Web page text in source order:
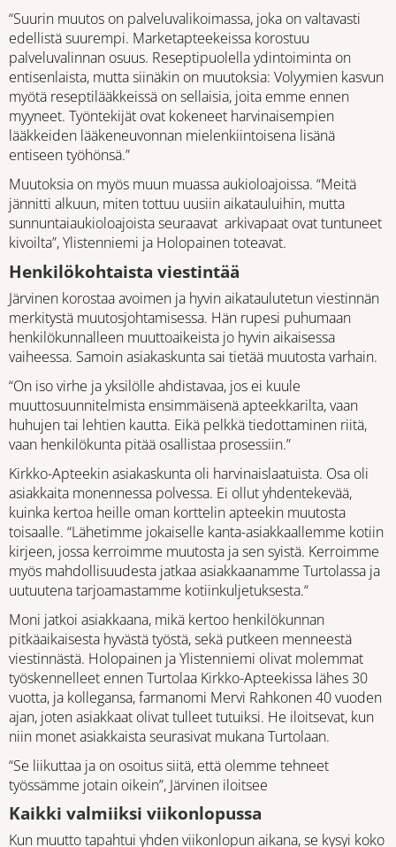
“Suurin muutos on palveluvalikoimassa, joka on valtavasti
edellistä suurempi. Marketapteekeissa korostuu
palveluvalinnan osuus. Reseptipuolella ydintoiminta on
entisenlaista, mutta siinäkin on muutoksia: Volyymien kasvun
myötä reseptilääkkeissä on sellaisia, joita emme ennen
myyneet. Työntekijät ovat kokeneet harvinaisempien
lääkkeiden lääkeneuvonnan mielenkiintoisena lisänä
entiseen työhönsä.”
Muutoksia on myös muun muassa aukioloajoissa. “Meitä
jännitti alkuun, miten tottuu uusiin aikatauluihin, mutta
sunnuntaiaukioloajoista seuraavat arkivapaat ovat tuntuneet
kivoilta”, Ylistenniemi ja Holopainen toteavat.
Henkilökohtaista viestintää
Järvinen korostaa avoimen ja hyvin aikataulutetun viestinnän
merkitystä muutosjohtamisessa. Hän rupesi puhumaan
henkilökunnalleen muuttoaikeista jo hyvin aikaisessa
vaiheessa. Samoin asiakaskunta sai tietää muutosta varhain.
“On iso virhe ja yksilölle ahdistavaa, jos ei kuule
muuttosuunnitelmista ensimmäisenä apteekkarilta, vaan
huhujen tai lehtien kautta. Eikä pelkkä tiedottaminen riitä,
vaan henkilökunta pitää osallistaa prosessiin.”
Kirkko-Apteekin asiakaskunta oli harvinaislaatuista. Osa oli
asiakkaita monennessa polvessa. Ei ollut yhdentekevää,
kuinka kertoa heille oman korttelin apteekin muutosta
toisaalle. “Lähetimme jokaiselle kanta-asiakkaallemme kotiin
kirjeen, jossa kerroimme muutosta ja sen syistä. Kerroimme
myös mahdollisuudesta jatkaa asiakkaanamme Turtolassa ja
uutuutena tarjoamastamme kotiinkuljetuksesta.“
Moni jatkoi asiakkaana, mikä kertoo henkilökunnan
pitkäaikaisesta hyvästä työstä, sekä putkeen menneestä
viestinnästä. Holopainen ja Ylistenniemi olivat molemmat
työskennelleet ennen Turtolaa Kirkko-Apteekissa lähes 30
vuotta, ja kollegansa, farmanomi Mervi Rahkonen 40 vuoden
ajan, joten asiakkaat olivat tulleet tutuiksi. He iloitsevat, kun
niin monet asiakkaista seurasivat mukana Turtolaan.
“Se liikuttaa ja on osoitus siitä, että olemme tehneet
työssämme jotain oikein”, Järvinen iloitsee
Kaikki valmiiksi viikonlopussa
Kun muutto tapahtui yhden viikonlopun aikana, se kysyi koko